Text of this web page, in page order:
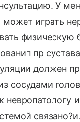
У
играть
физическую
пр
должен
сосудами
невропатологу